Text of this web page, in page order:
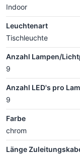
Indoor
Leuchtenart
Tischleuchte
Anzahl Lampen/
9
Anzahl LED's pro
9
Farbe
chrom
Länge